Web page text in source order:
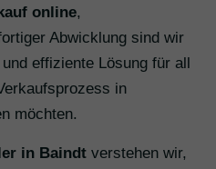
online,
Abwicklung sind wir
effiziente Lösung für all
in
möchten.
in Baindt verstehen wir,